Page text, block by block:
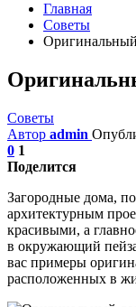
Главная
Советы
Советы
Автор admin
0 1
Поделится
Загородные дома,
архитектурным
красивыми, а
в окружающий
вас примеры
расположенных в